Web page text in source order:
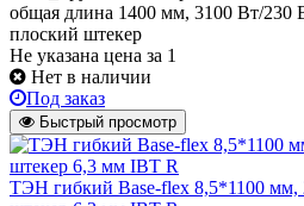
общая длина 1400 мм, 3100 Вт/230
плоский штекер
Не указана цена за 1
Нет в наличии
Под заказ
Быстрый просмотр
ТЭН гибкий Base-flex 8,5*1100 мм,